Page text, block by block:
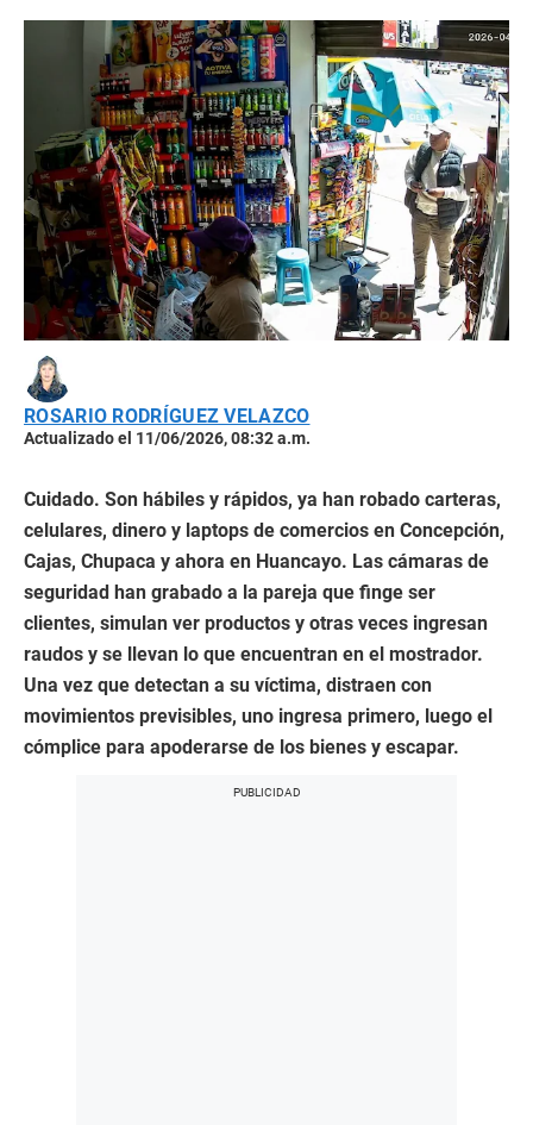
ROSARIO RODRÍGUEZ VELAZCO
Actualizado el 11/06/2026, 08:32 a.m.
Cuidado. Son hábiles y rápidos, ya han robado carteras,
celulares, dinero y laptops de comercios en Concepción,
Cajas, Chupaca y ahora en Huancayo. Las cámaras de
seguridad han grabado a la pareja que finge ser
clientes, simulan ver productos y otras veces ingresan
raudos y se llevan lo que encuentran en el mostrador.
Una vez que detectan a su víctima, distraen con
movimientos previsibles, uno ingresa primero, luego el
cómplice para apoderarse de los bienes y escapar.